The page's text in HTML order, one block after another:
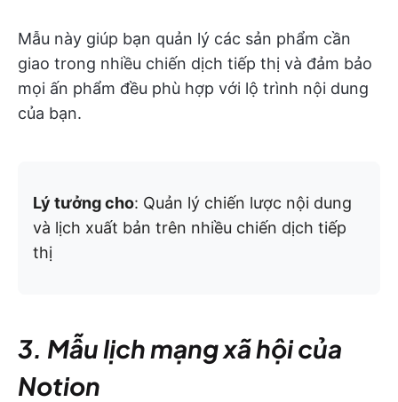
Mẫu này giúp bạn quản lý các sản phẩm cần
giao trong nhiều chiến dịch tiếp thị và đảm bảo
mọi ấn phẩm đều phù hợp với lộ trình nội dung
của bạn.
Lý tưởng cho: Quản lý chiến lược nội dung
và lịch xuất bản trên nhiều chiến dịch tiếp
thị
3. Mẫu lịch mạng xã hội của
Notion